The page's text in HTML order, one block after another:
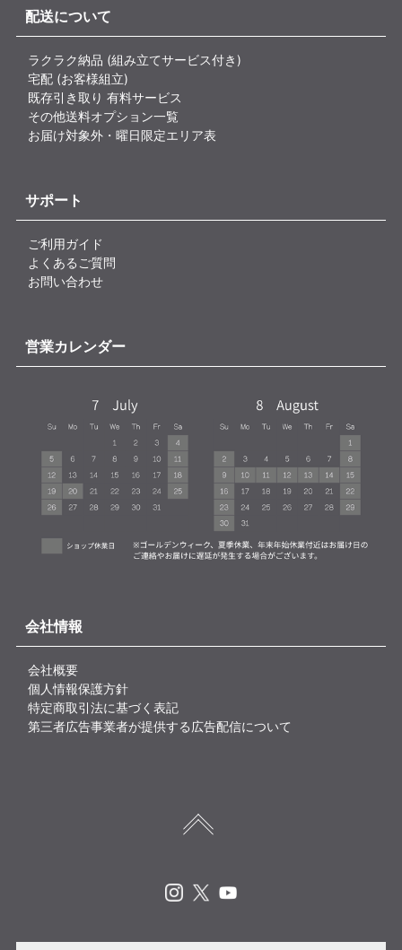
配送について
ラクラク納品 (組み立てサービス付き)
宅配 (お客様組立)
既存引き取り 有料サービス
その他送料オプション一覧
お届け対象外・曜日限定エリア表
サポート
ご利用ガイド
よくあるご質問
お問い合わせ
営業カレンダー
会社情報
会社概要
個人情報保護方針
特定商取引法に基づく表記
第三者広告事業者が提供する広告配信について